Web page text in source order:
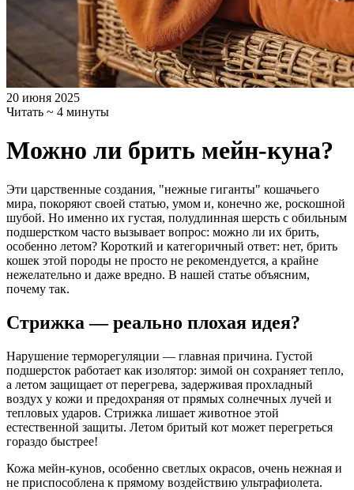
20 июня 2025
Читать ~ 4 минуты
Можно ли брить мейн-куна?
Эти царственные создания, "нежные гиганты" кошачьего
мира, покоряют своей статью, умом и, конечно же, роскошной
шубой. Но именно их густая, полудлинная шерсть с обильным
подшерстком часто вызывает вопрос: можно ли их брить,
особенно летом? Короткий и категоричный ответ: нет, брить
кошек этой породы не просто не рекомендуется, а крайне
нежелательно и даже вредно. В нашей статье объясним,
почему так.
Стрижка — реально плохая идея?
Нарушение терморегуляции — главная причина. Густой
подшерсток работает как изолятор: зимой он сохраняет тепло,
а летом защищает от перегрева, задерживая прохладный
воздух у кожи и предохраняя от прямых солнечных лучей и
тепловых ударов. Стрижка лишает животное этой
естественной защиты. Летом бритый кот может перегреться
гораздо быстрее!
Кожа мейн-кунов, особенно светлых окрасов, очень нежная и
не приспособлена к прямому воздействию ультрафиолета.